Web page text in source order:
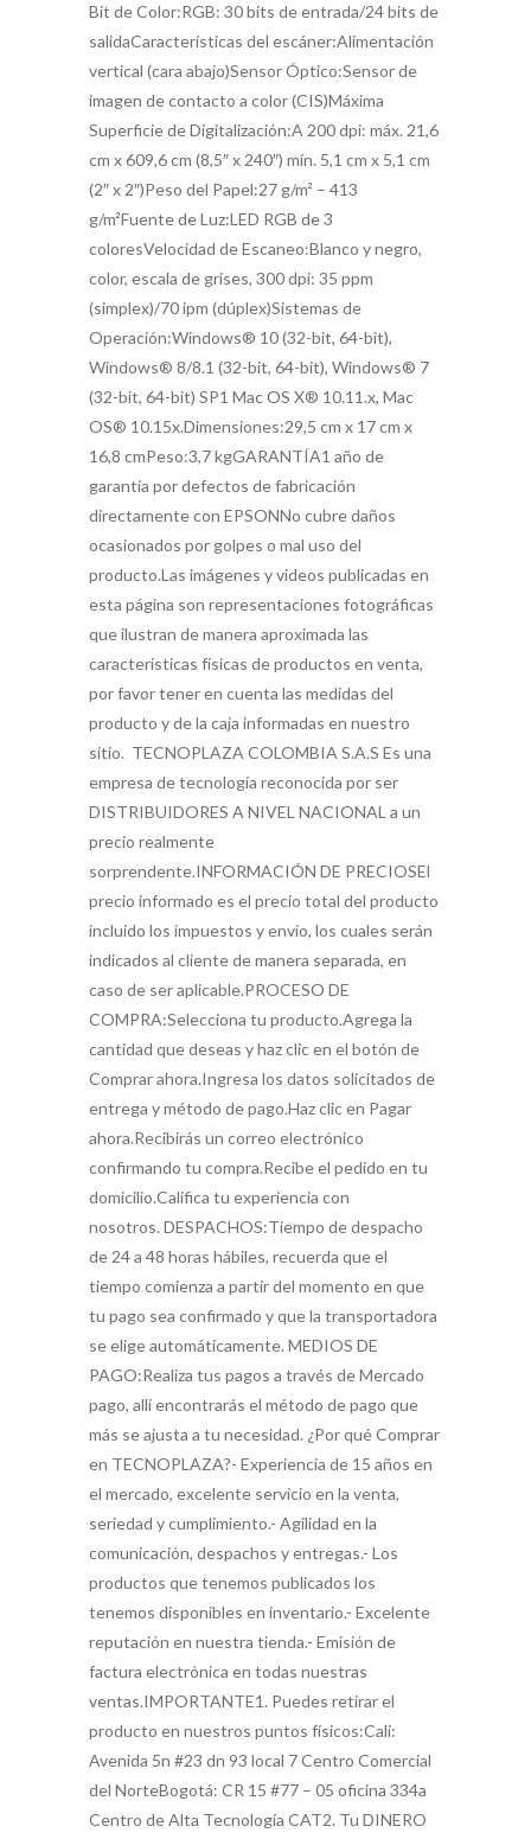
Bit de Color:RGB: 30 bits de entrada/24 bits de
salidaCaracterísticas del escáner:Alimentación
vertical (cara abajo)Sensor Óptico:Sensor de
imagen de contacto a color (CIS)Máxima
Superficie de Digitalización:A 200 dpi: máx. 21,6
cm x 609,6 cm (8,5″ x 240″) mín. 5,1 cm x 5,1 cm
(2″ x 2″)Peso del Papel:27 g/m² – 413
g/m²Fuente de Luz:LED RGB de 3
coloresVelocidad de Escaneo:Blanco y negro,
color, escala de grises, 300 dpi: 35 ppm
(simplex)/70 ipm (dúplex)Sistemas de
Operación:Windows® 10 (32-bit, 64-bit),
Windows® 8/8.1 (32-bit, 64-bit), Windows® 7
(32-bit, 64-bit) SP1 Mac OS X® 10.11.x, Mac
OS® 10.15x.Dimensiones:29,5 cm x 17 cm x
16,8 cmPeso:3,7 kgGARANTÍA1 año de
garantía por defectos de fabricación
directamente con EPSONNo cubre daños
ocasionados por golpes o mal uso del
producto.Las imágenes y videos publicadas en
esta página son representaciones fotográficas
que ilustran de manera aproximada las
características físicas de productos en venta,
por favor tener en cuenta las medidas del
producto y de la caja informadas en nuestro
sitio. TECNOPLAZA COLOMBIA S.A.S Es una
empresa de tecnología reconocida por ser
DISTRIBUIDORES A NIVEL NACIONAL a un
precio realmente
sorprendente.INFORMACIÓN DE PRECIOSEl
precio informado es el precio total del producto
incluido los impuestos y envío, los cuales serán
indicados al cliente de manera separada, en
caso de ser aplicable.PROCESO DE
COMPRA:Selecciona tu producto.Agrega la
cantidad que deseas y haz clic en el botón de
Comprar ahora.Ingresa los datos solicitados de
entrega y método de pago.Haz clic en Pagar
ahora.Recibirás un correo electrónico
confirmando tu compra.Recibe el pedido en tu
domicilio.Califica tu experiencia con
nosotros. DESPACHOS:Tiempo de despacho
de 24 a 48 horas hábiles, recuerda que el
tiempo comienza a partir del momento en que
tu pago sea confirmado y que la transportadora
se elige automáticamente. MEDIOS DE
PAGO:Realiza tus pagos a través de Mercado
pago, allí encontrarás el método de pago que
más se ajusta a tu necesidad. ¿Por qué Comprar
en TECNOPLAZA?- Experiencia de 15 años en
el mercado, excelente servicio en la venta,
seriedad y cumplimiento.- Agilidad en la
comunicación, despachos y entregas.- Los
productos que tenemos publicados los
tenemos disponibles en inventario.- Excelente
reputación en nuestra tienda.- Emisión de
factura electrónica en todas nuestras
ventas.IMPORTANTE1. Puedes retirar el
producto en nuestros puntos físicos:Cali:
Avenida 5n #23 dn 93 local 7 Centro Comercial
del NorteBogotá: CR 15 #77 – 05 oficina 334a
Centro de Alta Tecnología CAT2. Tu DINERO